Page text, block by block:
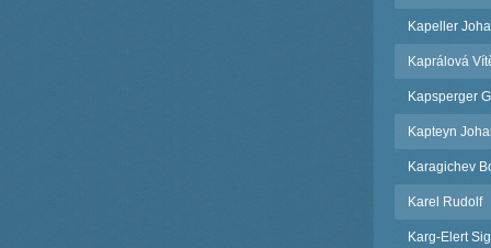
Kapeller
Kaprálová
Kapsperger
Kapteyn
Karagichev
Karel Rudolf
Karg-Elert